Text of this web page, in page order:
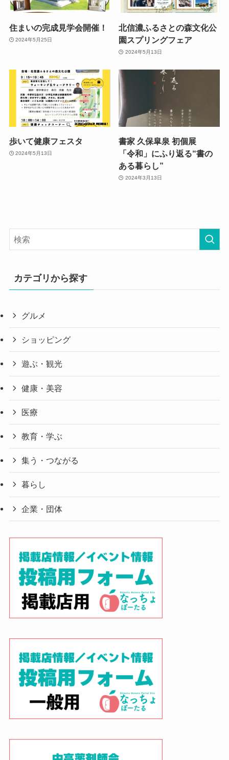
住まいの完成見学会開催！
2024年5月25日
北信濃ふるさとの森文化公
園スプリングフェア
2024年5月13日
歩いて健康フェスタ
2024年5月13日
書家 久保皐泉 初個展
「令和」にふり返る“書の
ある暮らし”
2024年3月13日
カテゴリから探す
グルメ
ショッピング
遊ぶ・観光
健康・美容
医療
教育・学ぶ
集う・つながる
暮らし
企業・団体